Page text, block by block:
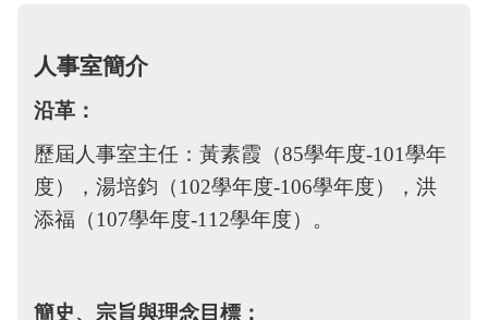
人事室簡介
沿革：
歷屆人事室主任：黃素霞（85學年度-101學年
度），湯培鈞（102學年度-106學年度），洪
添福（107學年度-112學年度）。
簡史、宗旨與理念目標：